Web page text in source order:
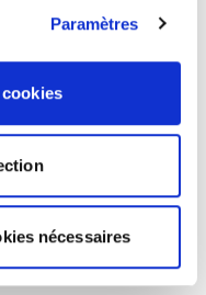
Paramètres
nécessaires